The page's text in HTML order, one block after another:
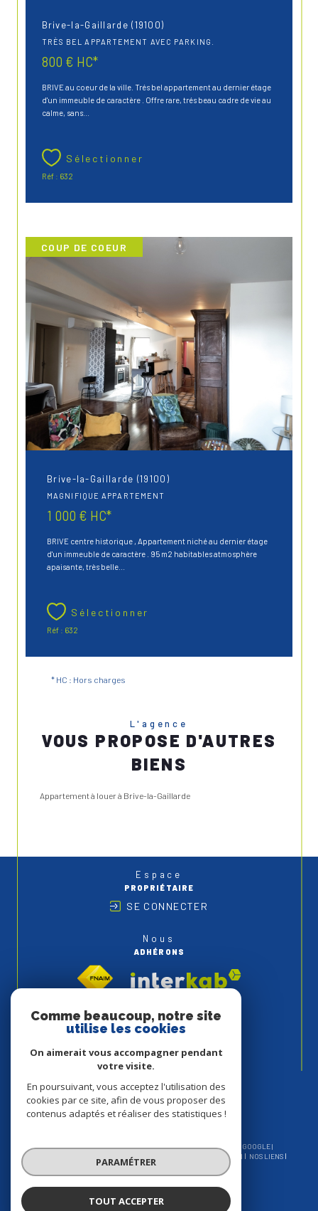
Brive-la-Gaillarde (19100)
TRÈS BEL APPARTEMENT AVEC PARKING.
800 € HC*
BRIVE au coeur de la ville. Trés bel appartement au dernier étage
d'un immeuble de caractère . Offre rare, trés beau cadre de vie au
calme, sans...
Sélectionner
Réf : 632
Brive-la-Gaillarde (19100)
MAGNIFIQUE APPARTEMENT
1 000 € HC*
BRIVE centre historique , Appartement niché au dernier étage
d'un immeuble de caractère . 95 m2 habitables atmosphère
apaisante, très belle...
Sélectionner
Réf : 632
COUP DE COEUR
* HC : Hors charges
L'agence
VOUS PROPOSE D'AUTRES
BIENS
Appartement à louer à Brive-la-Gaillarde
Espace
PROPRIÉTAIRE
SE CONNECTER
Nous
ADHÉRONS
© 2026 | TOUS DROITS RÉSERVÉS | TRADUCTION POWERED BY GOOGLE |
PLAN DU SITE ADMIN
NOS LIENS
POLITIQUE RGPD
Comme beaucoup, notre site
utilise les cookies
On aimerait vous accompagner pendant
votre visite.
En poursuivant, vous acceptez l'utilisation des
cookies par ce site, afin de vous proposer des
contenus adaptés et réaliser des statistiques !
PARAMÉTRER
TOUT ACCEPTER